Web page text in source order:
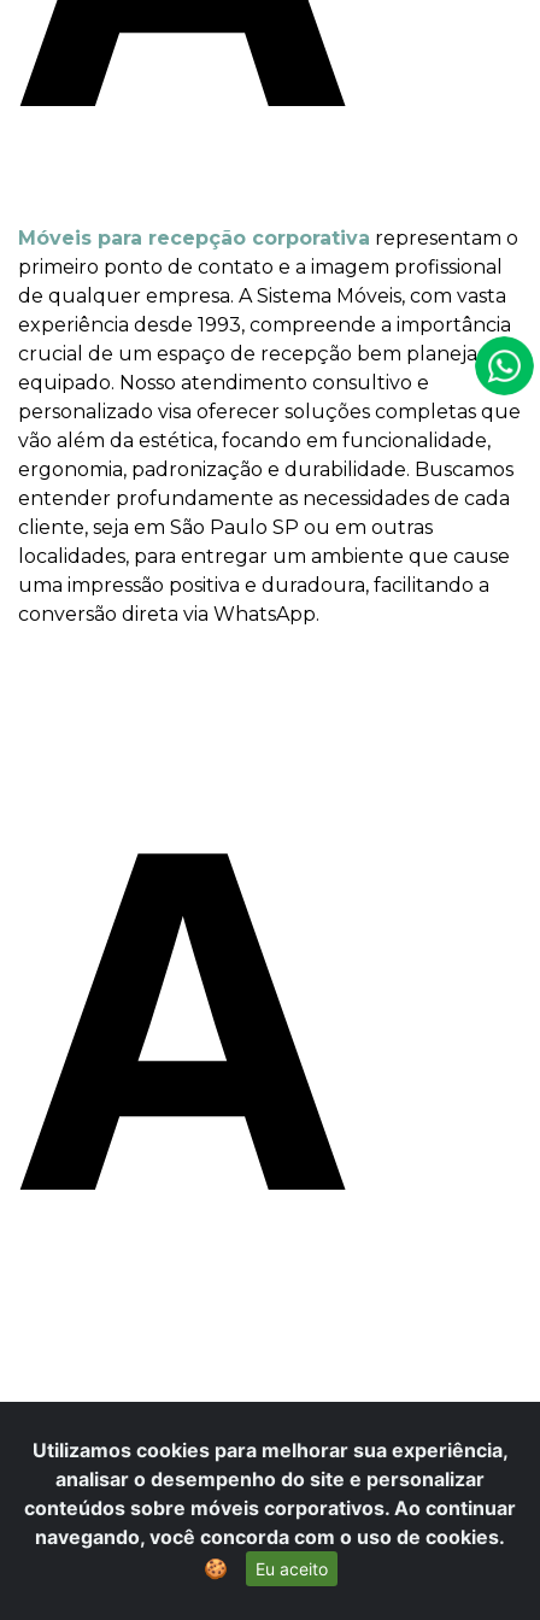
Móveis para recepção corporativa representam o
primeiro ponto de contato e a imagem profissional
de qualquer empresa. A Sistema Móveis, com vasta
experiência desde 1993, compreende a importância
crucial de um espaço de recepção bem planejado e
equipado. Nosso atendimento consultivo e
personalizado visa oferecer soluções completas que
vão além da estética, focando em funcionalidade,
ergonomia, padronização e durabilidade. Buscamos
entender profundamente as necessidades de cada
cliente, seja em São Paulo SP ou em outras
localidades, para entregar um ambiente que cause
uma impressão positiva e duradoura, facilitando a
conversão direta via WhatsApp.
A
Utilizamos cookies para melhorar sua experiência,
analisar o desempenho do site e personalizar
conteúdos sobre móveis corporativos. Ao continuar
navegando, você concorda com o uso de cookies.
🍪
Eu aceito